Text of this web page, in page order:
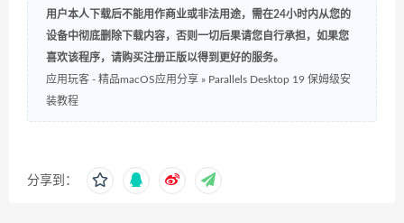
用户本人下载后不能用作商业或非法用途，需在24小时内从您的
设备中彻底删除下载内容，否则一切后果请您自行承担，如果您
喜欢该程序，请购买注册正版以得到更好的服务。
应用玩客 - 精品macOS应用分享 » Parallels Desktop 19 保姆级安
装教程
分享到：